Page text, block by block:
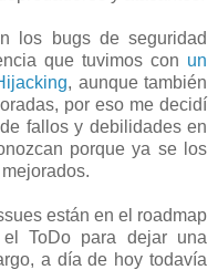
los bugs de seguridad
que tuvimos con un
, aunque también
por eso me decidí
fallos y debilidades en
porque ya se los
están en el roadmap
ToDo para dejar una
a día de hoy todavía